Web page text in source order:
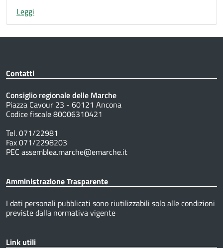
Leggi
Contatti
Consiglio regionale delle Marche
Piazza Cavour 23 - 60121 Ancona
Codice fiscale 80006310421
Tel. 071/22981
Fax 071/2298203
PEC assemblea.marche@emarche.it
Amministrazione Trasparente
I dati personali pubblicati sono riutilizzabili solo alle condizioni
previste dalla normativa vigente
Link utili